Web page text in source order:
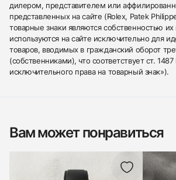
дилером, представителем или
представленных на сайте (Rolex, Patek
товарные знаки являются собственностью
используются на сайте исключительно для
товаров, вводимых в гражданский оборот
(собственниками), что соответствует ст.
исключительного права на товарный знак»).
Вам может понравиться